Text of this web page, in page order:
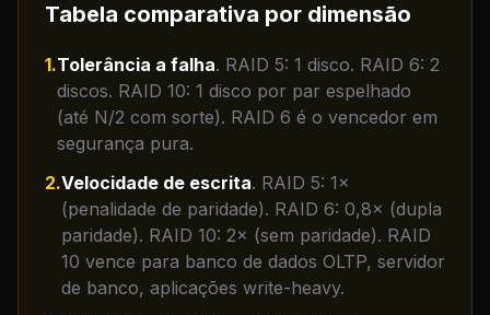
Tabela comparativa por dimensão
1.Tolerância a falha. RAID 5: 1 disco. RAID 6: 2
discos. RAID 10: 1 disco por par espelhado
(até N/2 com sorte). RAID 6 é o vencedor em
segurança pura.
2.Velocidade de escrita. RAID 5: 1×
(penalidade de paridade). RAID 6: 0,8× (dupla
paridade). RAID 10: 2× (sem paridade). RAID
10 vence para banco de dados OLTP, servidor
de banco, aplicações write-heavy.